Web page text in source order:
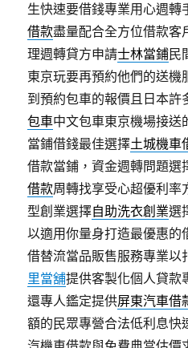
生快速要借錢專業用心週轉
借款盡量配合全方位借款客
理週轉貸方申請士林當鋪民
東京玩要再預約他們的送機
到預約包車的報價且日本許
包車中文包車東京機場接送
當鋪借錢最佳選擇土城機車
借款當鋪，資金週轉問題選
借款周轉找享受心超優利率
型創業選擇自助洗衣創業選
以適用你量身打造最優惠的
借替流當品販售服務專業以
里當舖提供客製化個人貸款
還專人鑑定提供屏東汽車借
額的民眾專營合法低利息快